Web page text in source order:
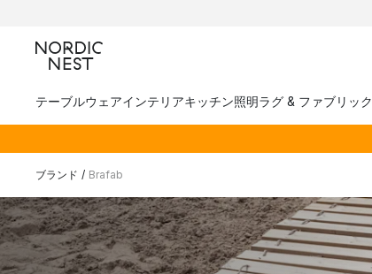
テーブルウェアインテリアキッチン照明ラグ & ファブリック
ブランド / Brafab